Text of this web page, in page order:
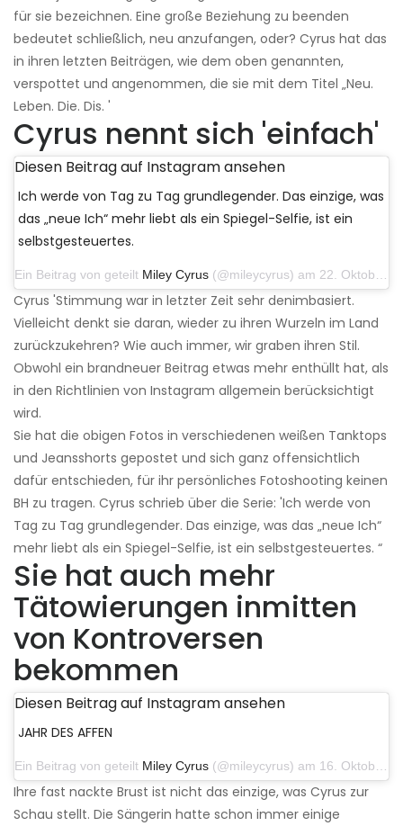
für sie bezeichnen. Eine große Beziehung zu beenden
bedeutet schließlich, neu anzufangen, oder? Cyrus hat das
in ihren letzten Beiträgen, wie dem oben genannten,
verspottet und angenommen, die sie mit dem Titel „Neu.
Leben. Die. Dis. '
Cyrus nennt sich 'einfach'
Diesen Beitrag auf Instagram ansehen
Ich werde von Tag zu Tag grundlegender. Das einzige, was
das „neue Ich“ mehr liebt als ein Spiegel-Selfie, ist ein
selbstgesteuertes.
Ein Beitrag von geteilt Miley Cyrus (@mileycyrus) am 22. Oktober 2019 um 11:39 Uhr PDT
Cyrus 'Stimmung war in letzter Zeit sehr denimbasiert.
Vielleicht denkt sie daran, wieder zu ihren Wurzeln im Land
zurückzukehren? Wie auch immer, wir graben ihren Stil.
Obwohl ein brandneuer Beitrag etwas mehr enthüllt hat, als
in den Richtlinien von Instagram allgemein berücksichtigt
wird.
Sie hat die obigen Fotos in verschiedenen weißen Tanktops
und Jeansshorts gepostet und sich ganz offensichtlich
dafür entschieden, für ihr persönliches Fotoshooting keinen
BH zu tragen. Cyrus schrieb über die Serie: 'Ich werde von
Tag zu Tag grundlegender. Das einzige, was das „neue Ich“
mehr liebt als ein Spiegel-Selfie, ist ein selbstgesteuertes. “
Sie hat auch mehr
Tätowierungen inmitten
von Kontroversen
bekommen
Diesen Beitrag auf Instagram ansehen
JAHR DES AFFEN
Ein Beitrag von geteilt Miley Cyrus (@mileycyrus) am 16. Oktober 2019 um 19:04 Uhr PDT
Ihre fast nackte Brust ist nicht das einzige, was Cyrus zur
Schau stellt. Die Sängerin hatte schon immer einige